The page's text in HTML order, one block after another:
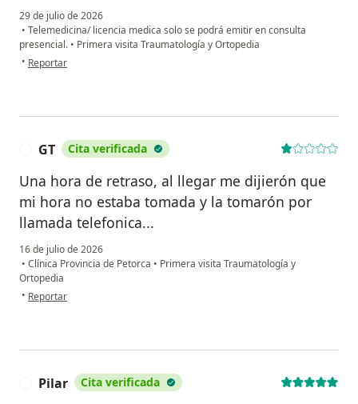
29 de julio de 2026
• Telemedicina/ licencia medica solo se podrá emitir en consulta
presencial. • Primera visita Traumatología y Ortopedia
• en opinión del usuario F.P
Reportar
GT Cita verificada
Una hora de retraso, al llegar me dijierón que
mi hora no estaba tomada y la tomarón por
llamada telefonica...
16 de julio de 2026
• Clínica Provincia de Petorca • Primera visita Traumatología y
Ortopedia
• en opinión del usuario GT
Reportar
Pilar Cita verificada